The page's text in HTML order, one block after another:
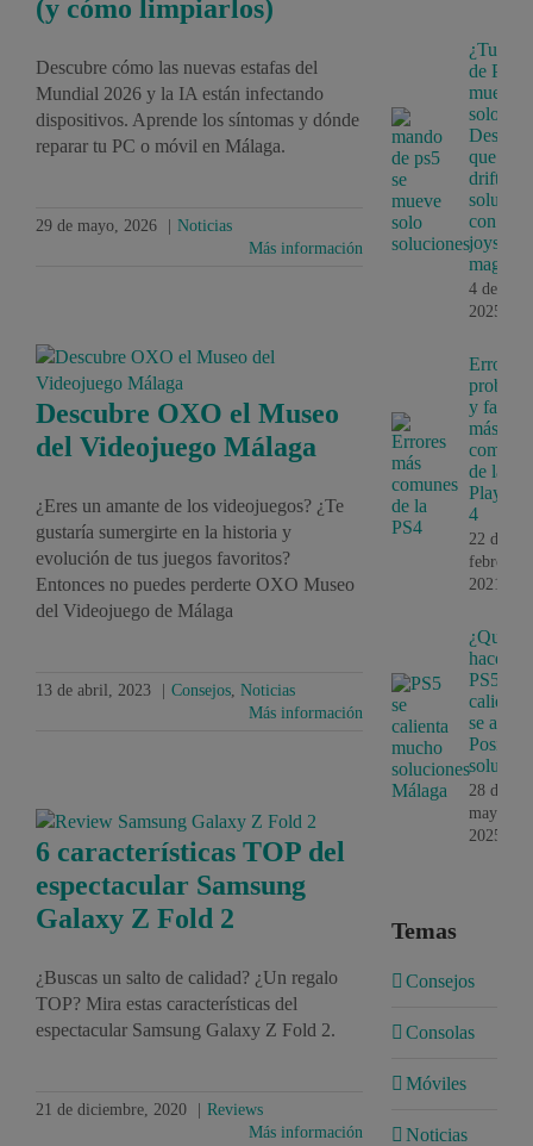
(y cómo limpiarlos)
Descubre cómo las nuevas estafas del
Mundial 2026 y la IA están infectando
dispositivos. Aprende los síntomas y dónde
reparar tu PC o móvil en Málaga.
29 de mayo, 2026
Noticias
Más información
Descubre OXO el Museo
del Videojuego Málaga
¿Eres un amante de los videojuegos? ¿Te
gustaría sumergirte en la historia y
evolución de tus juegos favoritos?
Entonces no puedes perderte OXO Museo
del Videojuego de Málaga
13 de abril, 2023 Consejos, Noticias
Más información
6 características TOP del
espectacular Samsung
Galaxy Z Fold 2
¿Buscas un salto de calidad? ¿Un regalo
TOP? Mira estas características del
espectacular Samsung Galaxy Z Fold 2.
21 de diciembre, 2020
Reviews
Más información
¿Tu
de PS5
mueve
solo?
que es el
drift y
solución
con
joysticks
4 de
2025
Errores,
y fallos
más
de la
4
22 de
febrero,
2021
¿Que
hace si
PS5 se
calienta
se
Posibles
28 de
mayo,
2025
Temas
Consejos
Consolas
Móviles
Noticias